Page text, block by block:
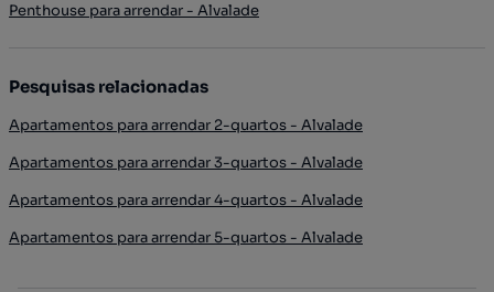
Penthouse para arrendar - Alvalade
Pesquisas relacionadas
Apartamentos para arrendar 2-quartos - Alvalade
Apartamentos para arrendar 3-quartos - Alvalade
Apartamentos para arrendar 4-quartos - Alvalade
Apartamentos para arrendar 5-quartos - Alvalade